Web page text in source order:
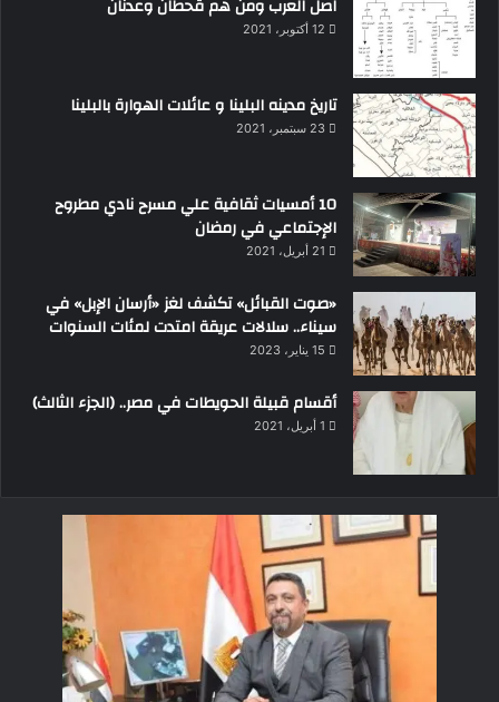
اصل العرب ومن هم قحطان وعدنان
12 أكتوبر، 2021
تاريخ مدينه البلينا و عائلات الهوارة بالبلينا
23 سبتمبر، 2021
10 أمسيات ثقافية علي مسرح نادي مطروح
الإجتماعي في رمضان
21 أبريل، 2021
«صوت القبائل» تكشف لغز «أرسان الإبل» في
سيناء.. سلالات عريقة امتدت لمئات السنوات
15 يناير، 2023
أقسام قبيلة الحويطات في مصر.. (الجزء الثالث)
1 أبريل، 2021